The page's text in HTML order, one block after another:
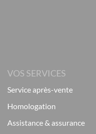
VOS SERVICES
service après-vente
homologation
assistance & assurance